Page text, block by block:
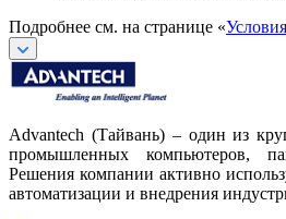
Подробнее см. на странице «
Advantech (Тайвань) – один из
промышленных компьютеров,
Решения компании активно
автоматизации и внедрения